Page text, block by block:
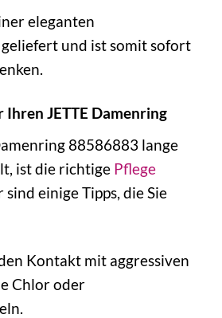
eleganten
und ist somit sofort
JETTE Damenring
88586883 lange
ist die richtige Pflege
einige Tipps, die Sie
Kontakt mit aggressiven
Chlor oder